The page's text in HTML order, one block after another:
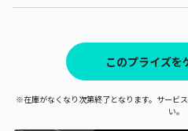
このプライズを
※在庫がなくなり次第終了となります。サービ
い。